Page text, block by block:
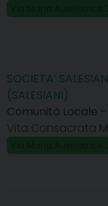
SOCIETA’
(SALESIANI)
Comunità Locale
Vita Consacrata